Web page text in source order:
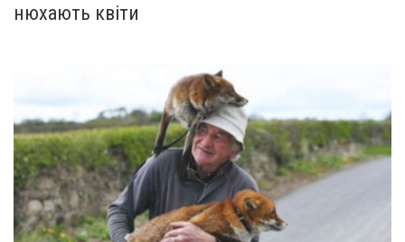
нюхають квіти